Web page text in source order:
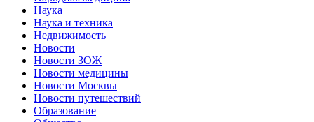
Наука
Наука и техника
Недвижимость
Новости
Новости ЗОЖ
Новости медицины
Новости Москвы
Новости путешествий
Образование